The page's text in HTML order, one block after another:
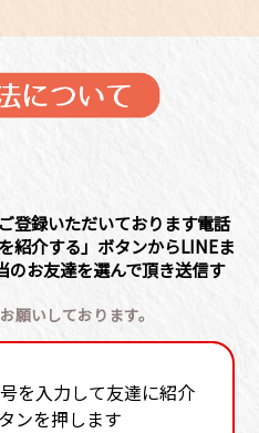
登録いただいております電話
紹介する」ボタンからLINEま
お友達を選んで頂き送信す
願いしております。
を入力して友達に紹介
ンを押します